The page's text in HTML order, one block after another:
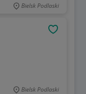
Bielsk Podlaski
Bielsk Podlaski